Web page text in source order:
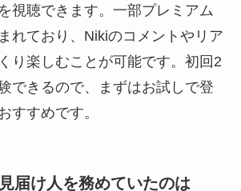
視聴できます。一部プレミアム
れており、Nikiのコメントやリア
り楽しむことが可能です。初回2
できるので、まずはお試しで登
すすめです。
届け人を務めていたのは